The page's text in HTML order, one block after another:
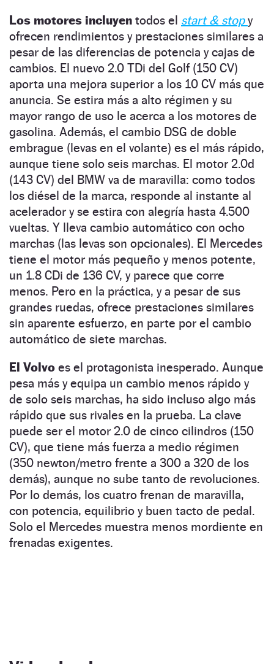
Los motores incluyen todos el start & stopy
ofrecen rendimientos y prestaciones similares a
pesar de las diferencias de potencia y cajas de
cambios. El nuevo 2.0 TDi del Golf (150 CV)
aporta una mejora superior a los 10 CV más que
anuncia. Se estira más a alto régimen y su
mayor rango de uso le acerca a los motores de
gasolina. Además, el cambio DSG de doble
embrague (levas en el volante) es el más rápido,
aunque tiene solo seis marchas. El motor 2.0d
(143 CV) del BMW va de maravilla: como todos
los diésel de la marca, responde al instante al
acelerador y se estira con alegría hasta 4.500
vueltas. Y lleva cambio automático con ocho
marchas (las levas son opcionales). El Mercedes
tiene el motor más pequeño y menos potente,
un 1.8 CDi de 136 CV, y parece que corre
menos. Pero en la práctica, y a pesar de sus
grandes ruedas, ofrece prestaciones similares
sin aparente esfuerzo, en parte por el cambio
automático de siete marchas.
El Volvo es el protagonista inesperado. Aunque
pesa más y equipa un cambio menos rápido y
de solo seis marchas, ha sido incluso algo más
rápido que sus rivales en la prueba. La clave
puede ser el motor 2.0 de cinco cilindros (150
CV), que tiene más fuerza a medio régimen
(350 newton/metro frente a 300 a 320 de los
demás), aunque no sube tanto de revoluciones.
Por lo demás, los cuatro frenan de maravilla,
con potencia, equilibrio y buen tacto de pedal.
Solo el Mercedes muestra menos mordiente en
frenadas exigentes.